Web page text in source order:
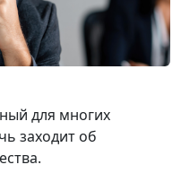
для многих
заходит об